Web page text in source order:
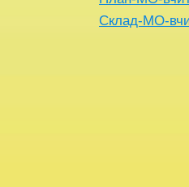
Склад-МО-